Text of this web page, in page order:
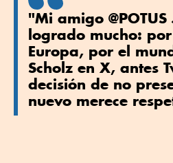
"Mi amigo
logrado mucho:
Europa, por el
Scholz en X, antes
decisión de no
nuevo merece